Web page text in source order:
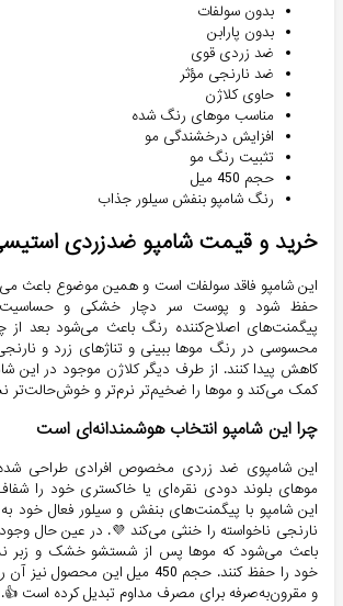
بدون سولفات
بدون پارابن
ضد زردی قوی
ضد نارنجی مؤثر
حاوی کلاژن
مناسب موهای رنگ شده
افزایش درخشندگی مو
تثبیت رنگ مو
حجم 450 میل
رنگ شامپو بنفش سیلور جذاب
خرید و قیمت شامپو ضدزردی
این شامپو فاقد سولفات است و همین موضوع باعث
حفظ شود و پوست سر دچار خشکی و
پیگمنت‌های اصلاح‌کننده رنگ باعث می‌شود بعد از
محسوسی در رنگ موها ببینی و تناژهای زرد و
کاهش پیدا کنند. از طرف دیگر کلاژن موجود در این
کمک می‌کند و موها را ضخیم‌تر نرم‌تر و خوش‌حالت‌تر
چرا این شامپو انتخاب هوشمندانه‌ای است
این شامپوی ضد زردی مخصوص افرادی طراحی
موهای بلوند دودی نقره‌ای یا خاکستری خود را
این شامپو با پیگمنت‌های بنفش و سیلور فعال خود
نارنجی ناخواسته را خنثی می‌کند 💜. در عین حال
باعث می‌شود که موها پس از شستشو خشک و زبر
خود را حفظ کنند. حجم 450 میل این
و مقرون‌به‌صرفه برای مصرف مداوم تبدیل کرده است 👍.